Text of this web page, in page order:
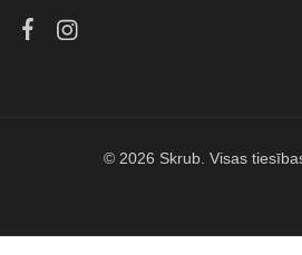
© 2026 Skrub. Visas